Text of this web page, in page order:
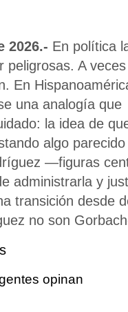
2026.- En política
peligrosas. A veces
En
una analogía que
la idea de
algo
—figuras
administrarla y
transición desde
no son
opinan